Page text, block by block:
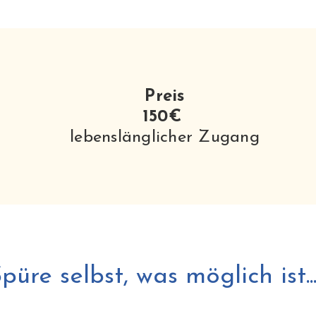
Preis
150€
lebenslänglicher Zugang
selbst, was möglich ist...